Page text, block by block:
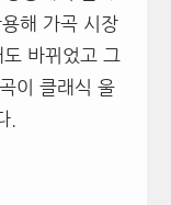
해 가곡 시장
바뀌었고 그
이 클래식 울
.